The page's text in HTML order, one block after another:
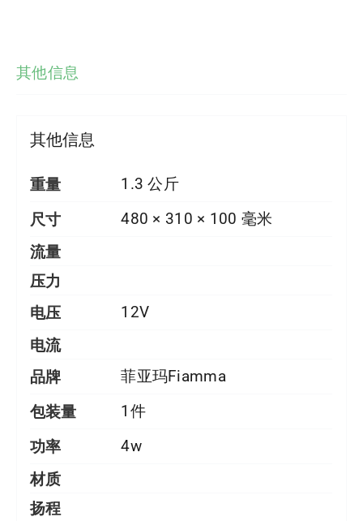
其他信息
其他信息
重量 1.3 公斤
尺寸 480 × 310 × 100 毫米
流量
压力
电压
12V
电流
品牌
菲亚玛Fiamma
包装量 1件
功率 4w
材质
扬程